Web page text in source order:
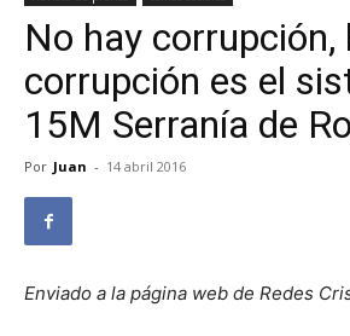
No hay corrupción,
corrupción es el
15M Serranía de
Por Juan - 14 abril 2016
Enviado a la página web de Redes